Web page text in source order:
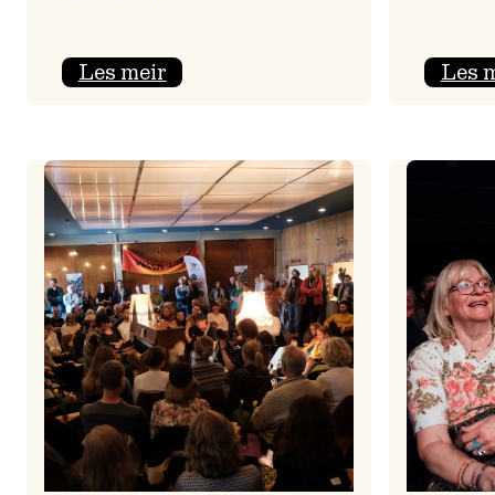
Les meir:
–
3.
joledag
Les